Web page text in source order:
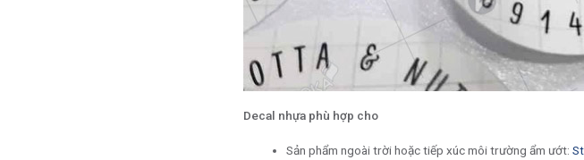
Decal nhựa phù hợp cho
Sản phẩm ngoài trời hoặc tiếp xúc môi trường ẩm ướt: